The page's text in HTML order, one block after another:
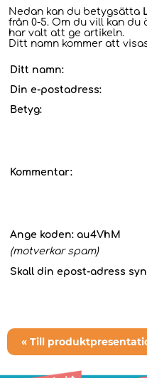
Nedan kan du betygsätta
från 0-5. Om du vill kan
har valt att ge artikeln.
Ditt namn kommer att
Ditt namn:
Din e-postadress:
Betyg:
Kommentar:
Ange koden: au4VhM
(motverkar spam)
Skall din epost-adress
« Till